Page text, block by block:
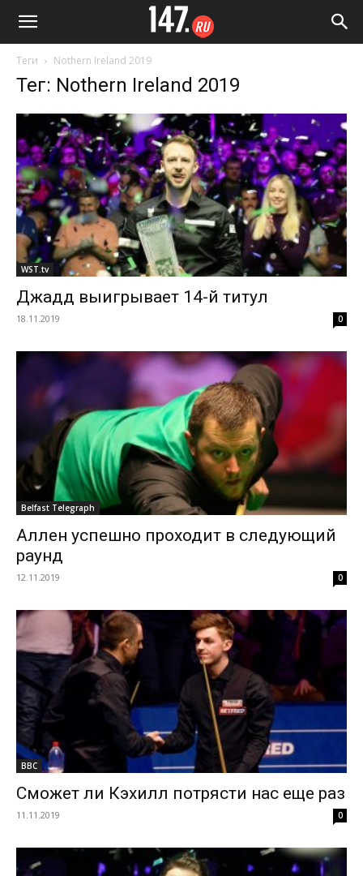
Теги Nothern Ireland 2019
Тег: Nothern Ireland 2019
WST.tv
Джадд выигрывает 14-й титул
18.11.2019 0
Belfast Telegraph
Аллен успешно проходит в следующий
раунд
12.11.2019 0
BBC
Сможет ли Кэхилл потрясти нас еще раз
11.11.2019 0